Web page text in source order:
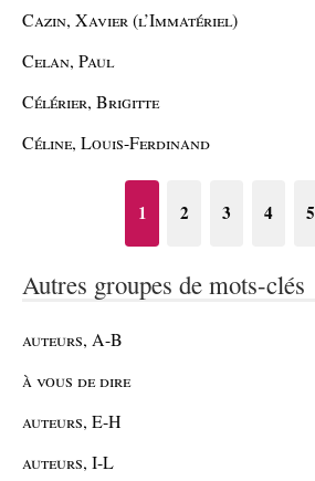
Cazin, Xavier (l’Immatériel)
Celan, Paul
Célérier, Brigitte
Céline, Louis-Ferdinand
1 2 3 4 5
Autres groupes de mots-clés
auteurs, A-B
à vous de dire
auteurs, E-H
auteurs, I-L